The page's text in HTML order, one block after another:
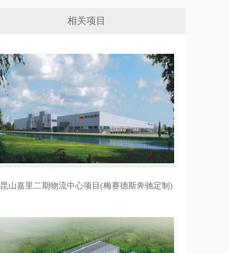
相关项目
昆山嘉里二期物流中心项目(梅赛德斯奔驰定制)